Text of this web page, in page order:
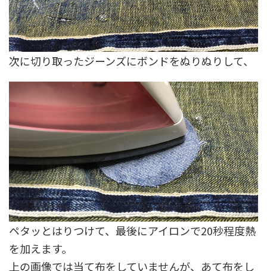
次に切り取ったジーンズにボンドをぬりぬりして、
ペタッとはりつけて、最後にアイロンで20秒程度熱
を加えます。
上の画像では当て布をしていませんが、あて布をし